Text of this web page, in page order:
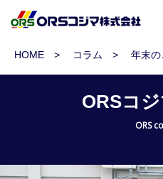
HOME
コラム 年末
ORSコ
ORS